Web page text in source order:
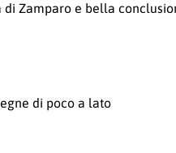
di Zamparo e bella
di poco a lato